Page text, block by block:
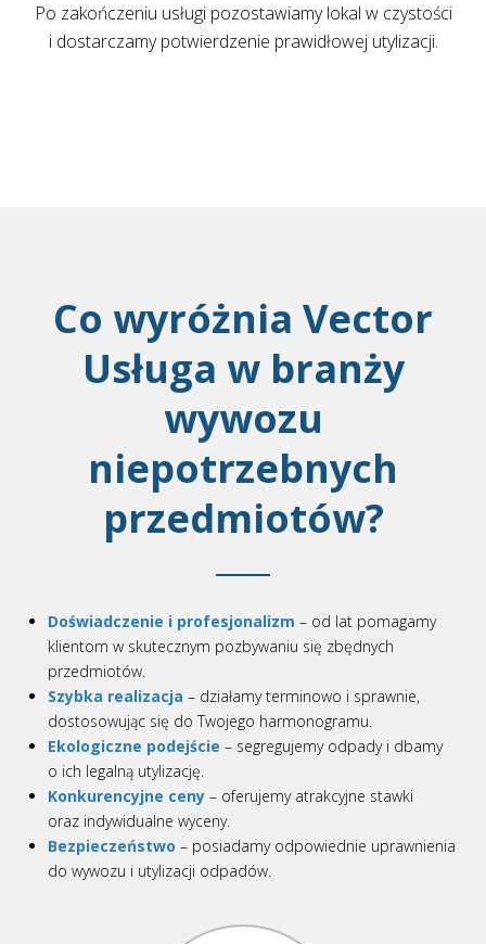
Po zakończeniu usługi pozostawiamy lokal w czystości
i dostarczamy potwierdzenie prawidłowej utylizacji.
Co wyróżnia Vector
Usługa w branży
wywozu
niepotrzebnych
przedmiotów?
Doświadczenie i profesjonalizm – od lat pomagamy
klientom w skutecznym pozbywaniu się zbędnych
przedmiotów.
Szybka realizacja – działamy terminowo i sprawnie,
dostosowując się do Twojego harmonogramu.
Ekologiczne podejście – segregujemy odpady i dbamy
o ich legalną utylizację.
Konkurencyjne ceny – oferujemy atrakcyjne stawki
oraz indywidualne wyceny.
Bezpieczeństwo – posiadamy odpowiednie uprawnienia
do wywozu i utylizacji odpadów.